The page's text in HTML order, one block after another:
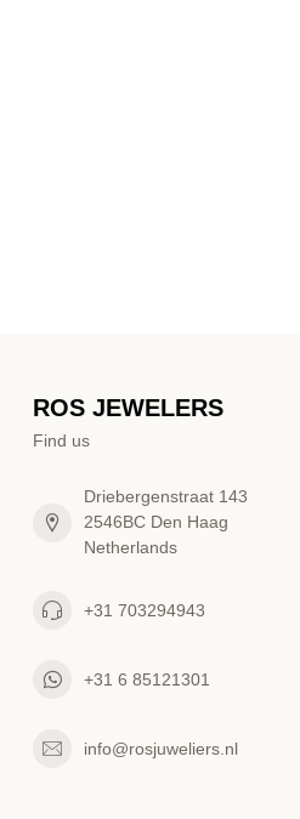
ROS JEWELERS
Find us
Driebergenstraat 143
2546BC Den Haag
Netherlands
+31 703294943
+31 6 85121301
info@rosjuweliers.nl